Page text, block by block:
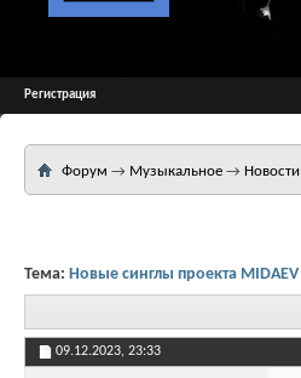
Регистрация
Форум → Музыкальное → Новости
Тема: Новые синглы проекта MIDAEV
09.12.2023, 23:33